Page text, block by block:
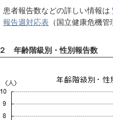
患者報告数などの詳しい情報は
報告週対応表 （国立健康危機
２ 年齢階級別・性別報告数